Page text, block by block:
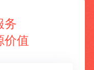
务
价值